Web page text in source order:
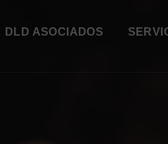
DLD ASOCIADOS